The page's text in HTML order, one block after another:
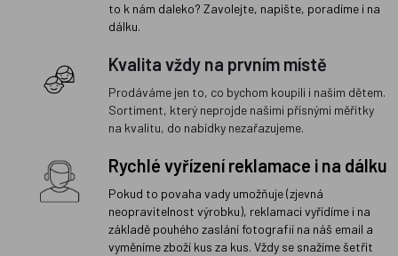
to k nám daleko? Zavolejte, napište, poradíme i na
dálku.
Kvalita vždy na prvním místě
Prodáváme jen to, co bychom koupili i našim dětem.
Sortiment, který neprojde našimi přísnými měřítky
na kvalitu, do nabídky nezařazujeme.
Rychlé vyřízení reklamace i na dálku
Pokud to povaha vady umožňuje (zjevná
neopravitelnost výrobku), reklamaci vyřídíme i na
základě pouhého zaslání fotografií na náš email a
vyměníme zboží kus za kus. Vždy se snažíme šetřit